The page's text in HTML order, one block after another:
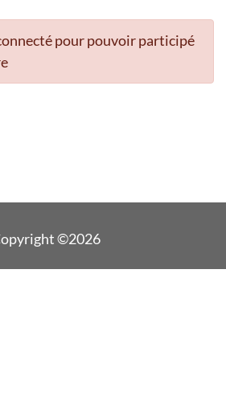
pour pouvoir participé
©2026